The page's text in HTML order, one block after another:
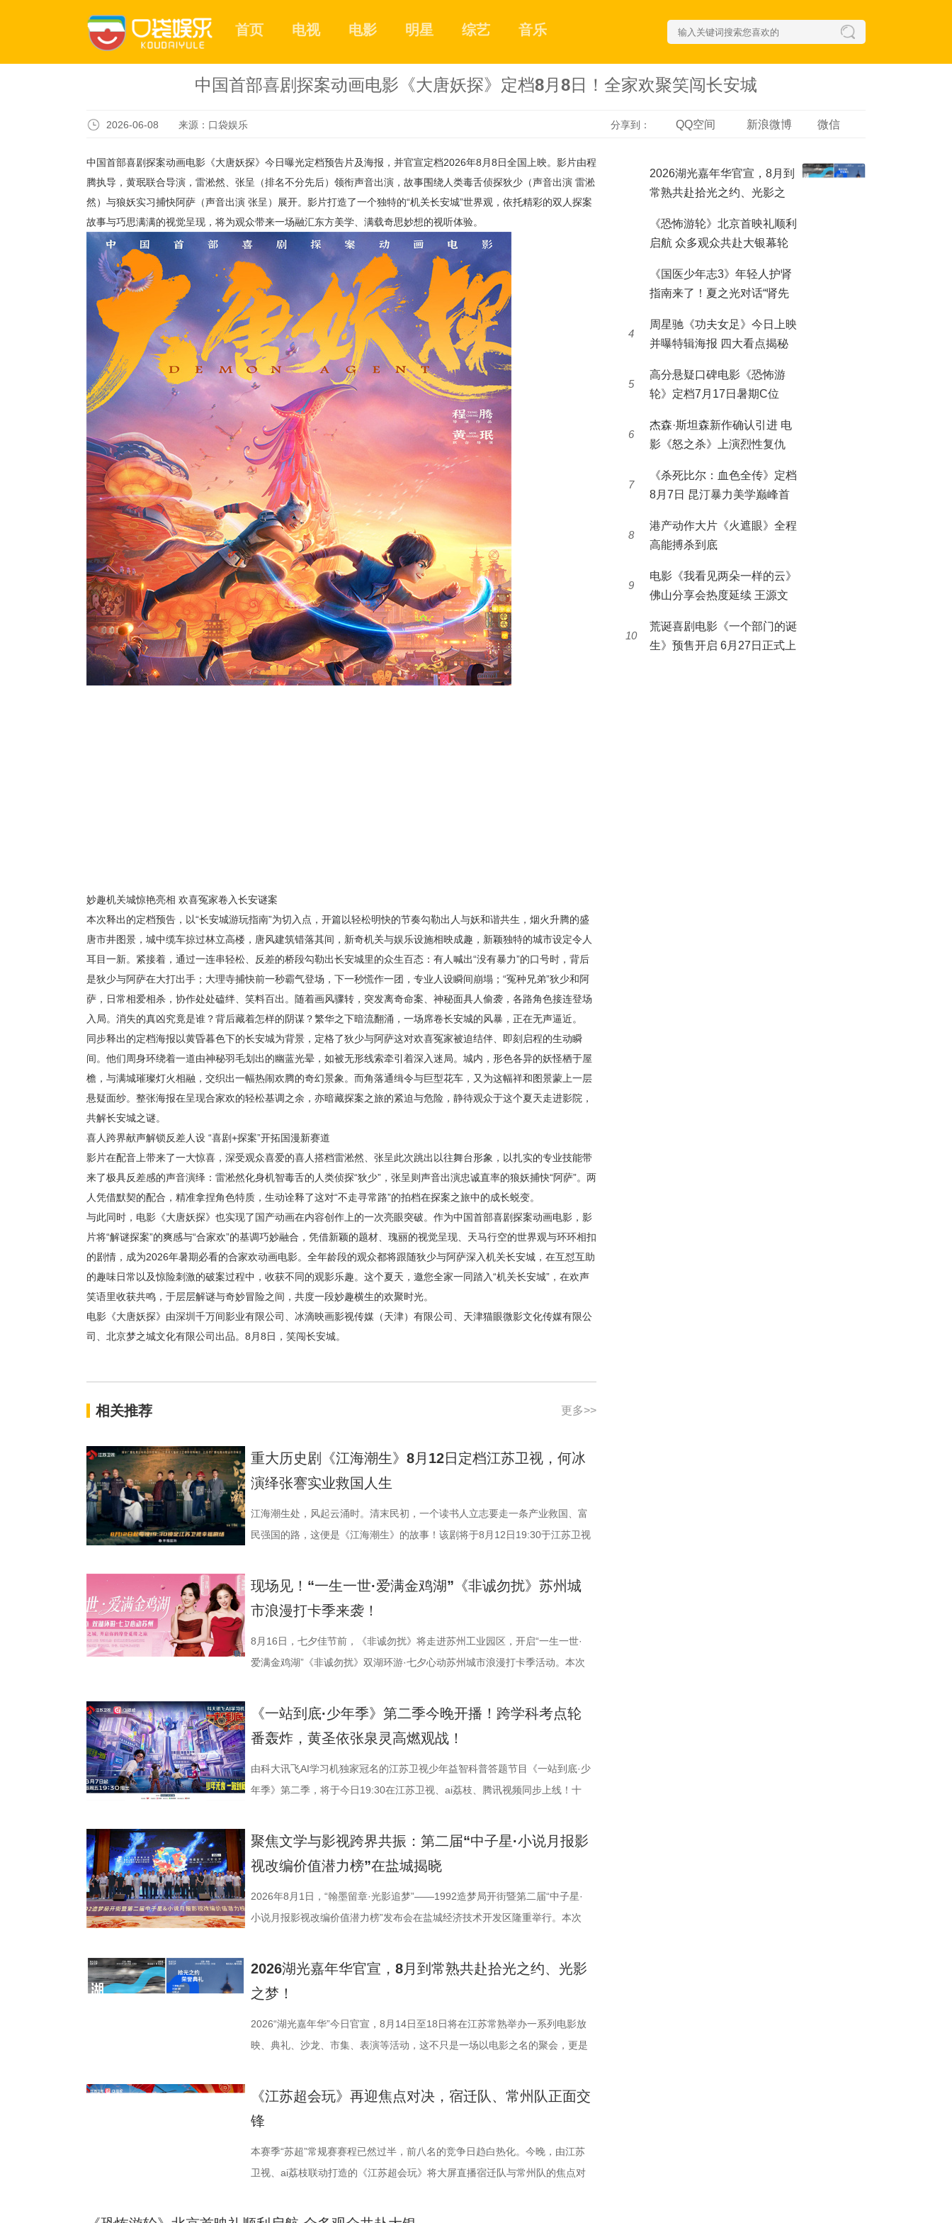
首页 电视 电影 明星 综艺 音乐
中国首部喜剧探案动画电影《大唐妖探》定档8月8日！全家欢聚笑闯长安城
2026-06-08 来源：口袋娱乐 微信
新浪微博
QQ空间
分享到：
中国首部喜剧探案动画电影《大唐妖探》今日曝光定档预告片及海报，并官宣定档2026年8月8日全国上映。影片由程
腾执导，黄珉联合导演，雷淞然、张呈（排名不分先后）领衔声音出演，故事围绕人类毒舌侦探狄少（声音出演 雷淞
然）与狼妖实习捕快阿萨（声音出演 张呈）展开。影片打造了一个独特的“机关长安城”世界观，依托精彩的双人探案
故事与巧思满满的视觉呈现，将为观众带来一场融汇东方美学、满载奇思妙想的视听体验。
妙趣机关城惊艳亮相 欢喜冤家卷入长安谜案
本次释出的定档预告，以“长安城游玩指南”为切入点，开篇以轻松明快的节奏勾勒出人与妖和谐共生，烟火升腾的盛
唐市井图景，城中缆车掠过林立高楼，唐风建筑错落其间，新奇机关与娱乐设施相映成趣，新颖独特的城市设定令人
耳目一新。紧接着，通过一连串轻松、反差的桥段勾勒出长安城里的众生百态：有人喊出“没有暴力”的口号时，背后
是狄少与阿萨在大打出手；大理寺捕快前一秒霸气登场，下一秒慌作一团，专业人设瞬间崩塌；“冤种兄弟”狄少和阿
萨，日常相爱相杀，协作处处磕绊、笑料百出。随着画风骤转，突发离奇命案、神秘面具人偷袭，各路角色接连登场
入局。消失的真凶究竟是谁？背后藏着怎样的阴谋？繁华之下暗流翻涌，一场席卷长安城的风暴，正在无声逼近。
同步释出的定档海报以黄昏暮色下的长安城为背景，定格了狄少与阿萨这对欢喜冤家被迫结伴、即刻启程的生动瞬
间。他们周身环绕着一道由神秘羽毛划出的幽蓝光晕，如被无形线索牵引着深入迷局。城内，形色各异的妖怪栖于屋
檐，与满城璀璨灯火相融，交织出一幅热闹欢腾的奇幻景象。而角落通缉令与巨型花车，又为这幅祥和图景蒙上一层
悬疑面纱。整张海报在呈现合家欢的轻松基调之余，亦暗藏探案之旅的紧迫与危险，静待观众于这个夏天走进影院，
共解长安城之谜。
喜人跨界献声解锁反差人设 “喜剧+探案”开拓国漫新赛道
影片在配音上带来了一大惊喜，深受观众喜爱的喜人搭档雷淞然、张呈此次跳出以往舞台形象，以扎实的专业技能带
来了极具反差感的声音演绎：雷淞然化身机智毒舌的人类侦探“狄少”，张呈则声音出演忠诚直率的狼妖捕快“阿萨”。两
人凭借默契的配合，精准拿捏角色特质，生动诠释了这对“不走寻常路”的拍档在探案之旅中的成长蜕变。
与此同时，电影《大唐妖探》也实现了国产动画在内容创作上的一次亮眼突破。作为中国首部喜剧探案动画电影，影
片将“解谜探案”的爽感与“合家欢”的基调巧妙融合，凭借新颖的题材、瑰丽的视觉呈现、天马行空的世界观与环环相扣
的剧情，成为2026年暑期必看的合家欢动画电影。全年龄段的观众都将跟随狄少与阿萨深入机关长安城，在互怼互助
的趣味日常以及惊险刺激的破案过程中，收获不同的观影乐趣。这个夏天，邀您全家一同踏入“机关长安城”，在欢声
笑语里收获共鸣，于层层解谜与奇妙冒险之间，共度一段妙趣横生的欢聚时光。
电影《大唐妖探》由深圳千万间影业有限公司、冰滴映画影视传媒（天津）有限公司、天津猫眼微影文化传媒有限公
司、北京梦之城文化有限公司出品。8月8日，笑闯长安城。
相关推荐 更多>>
重大历史剧《江海潮生》8月12日定档江苏卫视，何冰
演绎张謇实业救国人生
江海潮生处，风起云涌时。清末民初，一个读书人立志要走一条产业救国、富
民强国的路，这便是《江海潮生》的故事！该剧将于8月12日19:30于江苏卫视
材文艺创作资助项目、 江苏省广播电视局精品扶持项目，《江海潮生》饱含了
份有限公司、中共南通市委宣传部共同出品，王鸥、杨立新、何冰、郝平等领
衔主演（按姓氏笔画排序），打破传统历史叙事模式，精彩再现张謇波澜壮阔
的人生历程，引领观众在百年时光对望中，感受“士负国家之责”的爱国情怀、
正剧框架 讲述一位“状元”的时代担当 甲午惊雷山河碎，状元弃冕踏
后就要挨打的现实，他毅然放弃功名仕途，回到家乡创办大生纱厂，以兴实
业、兴教育、兴城市推动南通成为“中国近代第一城”，也推动了中国民族工业
的发展进程。 爱国、救国、报国，是张謇一生的追求。《江海潮
剧张强表示：“当国家和民族面临危亡，张謇决定走出一条不一样的路，在这
中国早期企业家兴办实业、产业救国从无到有的艰难过程，将张謇浓烈的家国
情怀、富民理想和社会责任，凝练为“讲正气、走正道、能创新、敢担当”的精
神，力求为新时代企业家精神培育、中国式现代化建设等提供多重参照。
张謇立足中华文化、拥抱时代潮流的开放精神。 在风云激荡的时代
点，其个人命运与国家命运紧密相连。《江海潮生》尝试突破传统正剧叙事框
架，以“实业报国”为主轴，围绕张謇作为士人、企业家和爱国者的多重身份，
以充满张力的情节脉络再现丰满立体的人物成长轨迹，期待张謇的关键抉择与
集结顶尖创作力量，白玉兰、飞天奖得主何冰领衔主演 除了题材的
海潮生》汇聚了一众优秀主创。总编剧张强是《历史转折中的邓小平》的编剧
之一，总导演王伟民执导过《孤舟》《走向大西南》，《闯关东》《三体》的
陈敏正担任造型指导、《天下长河》的王力东担任摄影指导、《封神三部曲》
慎欣担任本剧顾问。 在演员阵容上，《江海潮生》集结了一支“戏骨
现场见！“一生一世·爱满金鸡湖”《非诚勿扰》苏州城
市浪漫打卡季来袭！
8月16日，七夕佳节前，《非诚勿扰》将走进苏州工业园区，开启“一生一世·
爱满金鸡湖”《非诚勿扰》双湖环游·七夕心动苏州城市浪漫打卡季活动。本次
《非诚勿扰》节目组联合苏州工业园区共同打造。活动全程将在《非诚勿扰》
珏、孙嬿婉将携手《非诚勿扰》人气女嘉宾张程鑫、翟亚丽、肖宁宁、金杨杨
组成“打卡团”阵容，带领多组情侣沿金鸡湖与独墅湖双湖动线，开启一场摩登
觅缘之旅。 图片8.png 苏州是一座“双面绣”城市，一面是古典园林的吴侬软
依托金鸡湖与独墅湖双湖水域联动，将幸福缘分与年轻婚恋相结合，绘制一场
02、独墅湖月亮湾码头、飞翔雕塑、“苏州之眼”摩天轮、苏州当代美术馆、圆
融天幕、月光码头九大地标，让参与者在移动中感受城市魅力，在互动中创造
浪漫故事。 图片9.png 打卡之旅从中法爱墙结婚登记点启程，这里能同时为内
02两座旅游驿站，在“婚拍友好驿站”和小木屋的治愈氛围中完成趣味挑战；嘉
翔雕塑，嘉宾们将登上128米亚洲最大水上摩天轮“苏州之眼”，于高空俯瞰金
鸡湖全景，随后前往苏州当代美术馆，在极简建筑与光影交错中完成艺术互
动。夜幕降临，活动转场至圆融天幕，嘉宾们的爱情箴言将在500米巨型LED
节，参与者将获颁“觅缘通关证书”。 图片10.png 本次活动全程将在《非诚勿
共同展示各打卡点特色风景。8月16日，金鸡湖畔，双湖为证。一场关于浪漫
与心动的城市漫游，一次《非诚勿扰》与苏州之间的七夕之约，即将开启。 图
片11.png
《一站到底·少年季》第二季今晚开播！跨学科考点轮
番轰炸，黄圣依张泉灵高燃观战！
由科大讯飞AI学习机独家冠名的江苏卫视少年益智科普答题节目《一站到底·少
年季》第二季，将于今日19:30在江苏卫视、ai荔枝、腾讯视频同步上线！十
量。首期赛场就将迎来二选一残酷对决，十位选手分为两支战队同台竞技，仅
而出？答案今晚揭晓！ PBL项目挑战开启！少年们直面多重考核 相
较于第一季，本季赛制紧扣新课标要求和育人导向实现全方位升级，创新落地
PBL项目挑战模式，模拟真实学习场景，让学习跳出纸面、落地实践，真正践
加持、学科专家权威解读，以科学化、专业化教育力量赋能少年成长，助力孩
力。 节目通过抢位赛、团队轮答赛、项目挑战赛三重递进式竞技体系，全
方位检验少年们的综合素养。首轮抢位赛考验选手们的空间几何能力，十位少
年凭借扎实数理基础与超快临场反应同台竞速、排名定序，为后续战队组建奠
料，掌握幻方、数独、杨辉三角、九章算术、圆周率、张衡历法、古诗词以及
可直接解锁终极项目挑战专属资源包，在最后一关抢占天然优势。 组诗幻
阵作为终极试炼的PBL项目挑战，跳出传统纸笔答题框架，少年们将前期积累
的知识全部投入实操应用，在任务场景中探索、拆解问题，灵活运用数独技
典古诗词，实现数理逻辑与传统文化的深度融合，全方位考验少年们的逻辑思
聚焦文学与影视跨界共振：第二届“中子星·小说月报影
视改编价值潜力榜”在盐城揭晓
2026年8月1日，“翰墨留章·光影追梦”——1992造梦局开街暨第二届“中子星·
小说月报影视改编价值潜力榜”发布会在盐城经济技术开发区隆重举行。本次
化广电和旅游局、盐城经济技术开发区指导，江苏世纪新城投资控股集团有限
达文化传媒公司联合主办，盐城师范学院、盐城幼儿师范高等专科学校协办。
活动当天，众多知名编剧、导演、作家、行业专家、平台代表及影视公司负责
人齐聚一堂，共同见证文学与影视两大艺术形态的深度对话与跨界共振，开启
作，点亮IP改编新航向 作为本次活动的核心环节，第二届“中子星·小说月报影
《小说月报》《小说月报·大字版》《小说月报原创版》《科幻立方》四本知
名文学期刊2024年第9期至2025年第12期上刊载的480余篇小说中甄选出最具
影视改编潜力的佳作，旨在为影视行业输送优质文本，搭建文学与影视高效对
复评阶段共有18篇作品入围，涵盖短篇、中篇、科幻三大类别。经过终评评委
2026湖光嘉年华官宣，8月到常熟共赴拾光之约、光影
之梦！
2026“湖光嘉年华”今日官宣，8月14日至18日将在江苏常熟举办一系列电影放
映、典礼、沙龙、市集、表演等活动，这不只是一场以电影之名的聚会，更是
「观看」「典礼」「理解」「生活」「参与」五大主题活动单元，邀请每一个
连接的集体体验。 同步发布的主视觉海报与主题活动单元海报，以常熟热门徒
步路线“雄鹰线”为灵感、以“雕刻现在 飞向未来”为寓意，绚烂的湖面与斑斓的
线路相映成趣，将为观众打开一条光影与现实交织的道路，解锁影像艺术与城
湖光嘉年华下属的「观看」单元，将精选中外经典电影，为观众献上兼具艺术
《江苏超会玩》再迎焦点对决，宿迁队、常州队正面交
锋
本赛季“苏超”常规赛赛程已然过半，前八名的竞争日趋白热化。今晚，由江苏
卫视、ai荔枝联动打造的《江苏超会玩》将大屏直播宿迁队与常州队的焦点对
袂为大家带来比赛的精彩解读。目前，在积分榜上，宿迁队与常州队同积12
2026湖光嘉年华官宣，8月到
常熟共赴拾光之约、光影之
《恐怖游轮》北京首映礼顺利
启航 众多观众共赴大银幕轮
《国医少年志3》年轻人护肾
指南来了！夏之光对话“肾先
4
周星驰《功夫女足》今日上映
并曝特辑海报 四大看点揭秘
5
高分悬疑口碑电影《恐怖游
轮》定档7月17日暑期C位
6
杰森·斯坦森新作确认引进 电
影《怒之杀》上演烈性复仇
7
《杀死比尔：血色全传》定档
8月7日 昆汀暴力美学巅峰首
8
港产动作大片《火遮眼》全程
高能搏杀到底
9
电影《我看见两朵一样的云》
佛山分享会热度延续 王源文
10
荒诞喜剧电影《一个部门的诞
生》预售开启 6月27日正式上